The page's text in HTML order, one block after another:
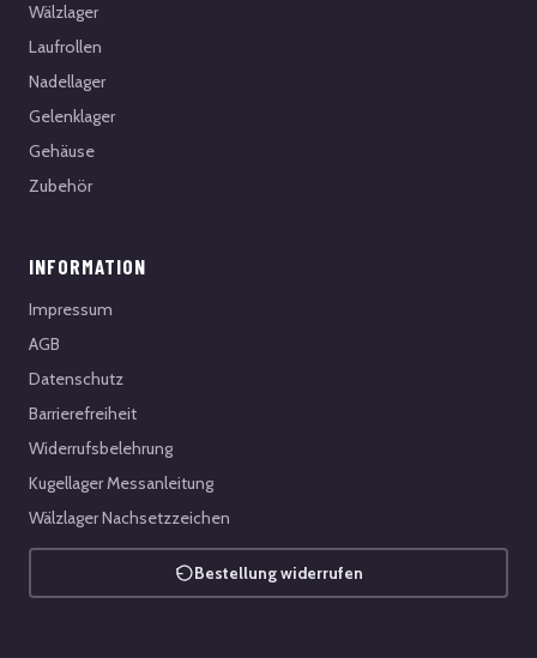
Wälzlager
Laufrollen
Nadellager
Gelenklager
Gehäuse
Zubehör
INFORMATION
Impressum
AGB
Datenschutz
Barrierefreiheit
Widerrufsbelehrung
Kugellager Messanleitung
Wälzlager Nachsetzzeichen
Bestellung widerrufen